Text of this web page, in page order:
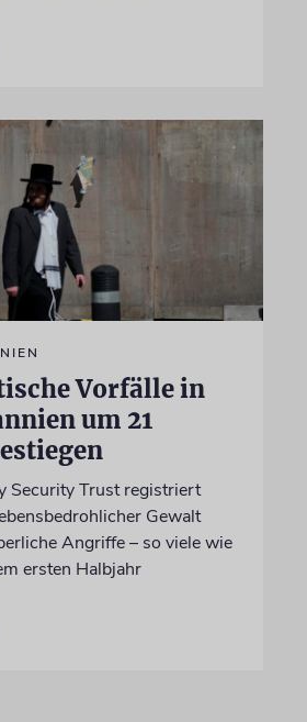
Vorfälle in
um 21
Security Trust registriert
Gewalt
Angriffe – so viele wie
ersten Halbjahr